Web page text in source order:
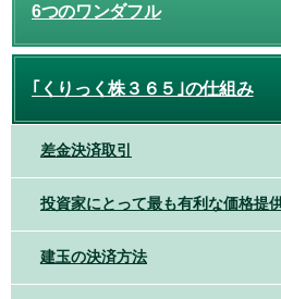
6つのワンダフル
｢くりっく株３６５｣の仕組み
差金決済取引
投資家にとって最も有利な価格提
建玉の決済方法